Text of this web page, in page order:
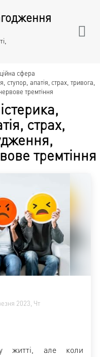
сфера
ступор, апатія, страх, тривога,
тремтіння
страх,
тремтіння
2023, Чт
житті, але коли